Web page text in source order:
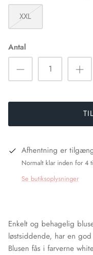
PBO
Peace Heart Joy
Pulz Jeans
Sophie Digard
Soya Concept
Wauw
XXL
Antal
Afhentning er
Normalt klar inden for 4
Se butiksoplysninger
Enkelt og behagelig
løstsiddende, har en
Blusen fås i farverne